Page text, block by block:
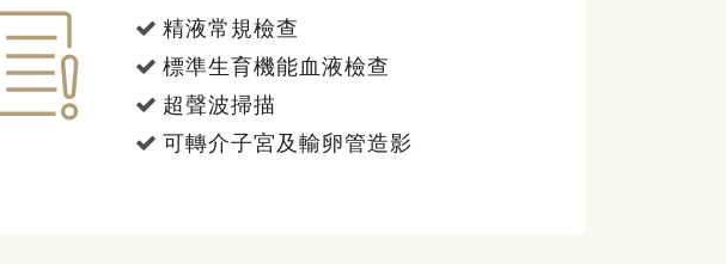
精液常規檢查
標準生育機能血液檢查
超聲波掃描
可轉介子宮及輸卵管造影